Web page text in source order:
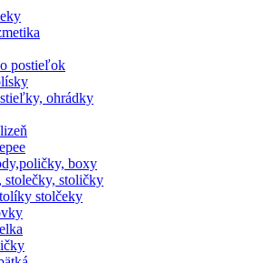
postieľok
ohrádky
boxy
stolečky, stoličky
stolčeky